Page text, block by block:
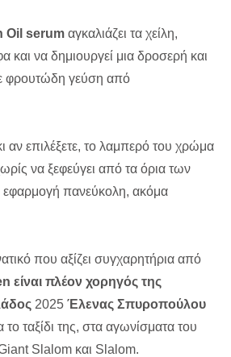
Oil serum αγκαλιάζει τα χείλη,
και να δημιουργεί μια δροσερή και
φρουτώδη γεύση από
αν επιλέξετε, το λαμπερό του χρώμα
να ξεφεύγει από τα όρια των
εφαρμογή πανεύκολη, ακόμα
που αξίζει συγχαρητήρια από
είναι πλέον χορηγός της
2025 Έλενας Σπυροπούλου
το ταξίδι της, στα αγωνίσματα του
Slalom και Slalom.